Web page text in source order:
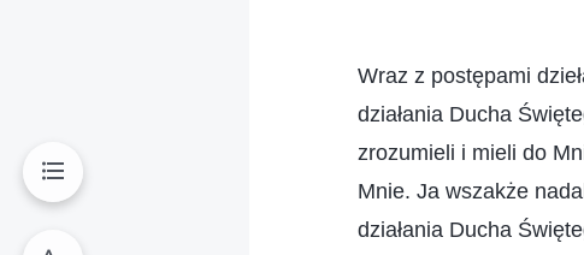
Wraz z postępami
działania Ducha
zrozumieli i mieli do
Mnie. Ja wszakże
działania Ducha